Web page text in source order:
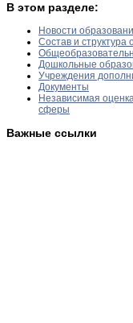
В этом разделе:
Новости
Состав и структура
Дошкольные
Учреждения
Документы
Независимая
сферы
Важные ссылки